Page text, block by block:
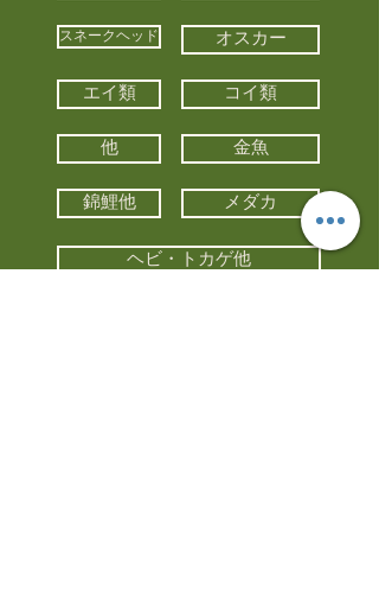
スネークヘッド オスカー
エイ類 コイ類
他 金魚
錦鯉他 メダカ
ヘビ・トカゲ他